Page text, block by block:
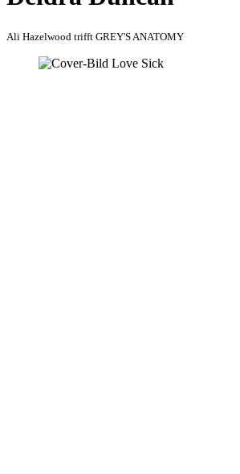
Ali Hazelwood trifft GREY'S ANATOMY